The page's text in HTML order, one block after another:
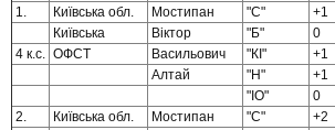
1. Київська обл. Мостипан "С" +1
Київська
Віктор "Б" 0
4 к.с. ОФСТ Васильович "КІ" +1
Алтай
"Н" +1
"IO"
0
2.
Київська обл. Мостипан "С" +2